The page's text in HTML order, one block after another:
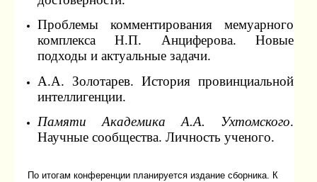
Проблемы комментирования мемуарного
комплекса Н.П. Анциферова. Новые
подходы и актуальные задачи.
А.А. Золотарев. История провинциальной
интеллигенции.
Памяти Академика А.А. Ухтомского.
Научные сообщества. Личность ученого.
По итогам конференции планируется издание сборника. К